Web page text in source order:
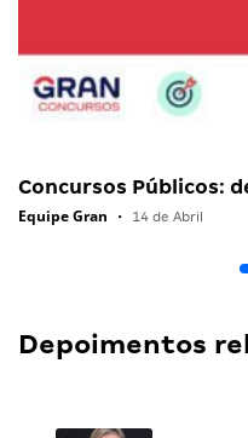
Concursos Públicos:
Equipe Gran • 14 de Abril
Depoimentos